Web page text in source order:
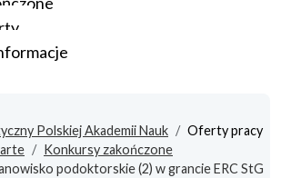
Polskiej Akademii Nauk
Oferty pracy
Konkursy zakończone
podoktorskie (2) w grancie ERC StG